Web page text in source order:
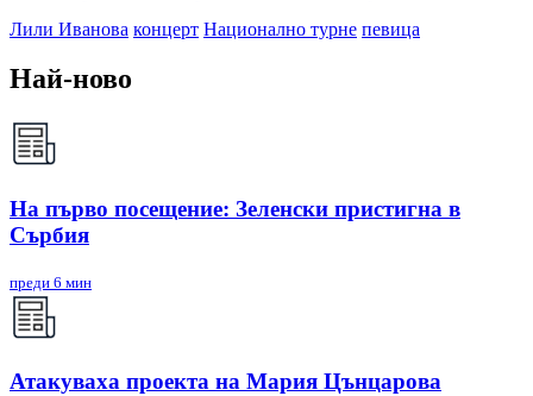
Лили Иванова концерт Национално турне певица
Най-ново
На първо посещение: Зеленски пристигна в
Сърбия
преди 6 мин
Атакуваха проекта на Мария Цънцарова